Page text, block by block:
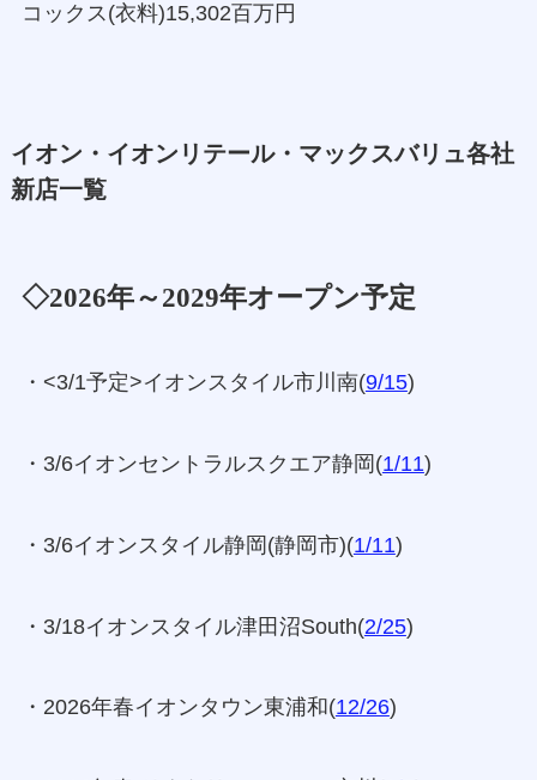
コックス(衣料)15,302百万円
イオン・イオンリテール・マックスバリュ各社
新店一覧
◇2026年～2029年オープン予定
・<3/1予定>イオンスタイル市川南(9/15)
・3/6イオンセントラルスクエア静岡(1/11)
・3/6イオンスタイル静岡(静岡市)(1/11)
・3/18イオンスタイル津田沼South(2/25)
・2026年春イオンタウン東浦和(12/26)